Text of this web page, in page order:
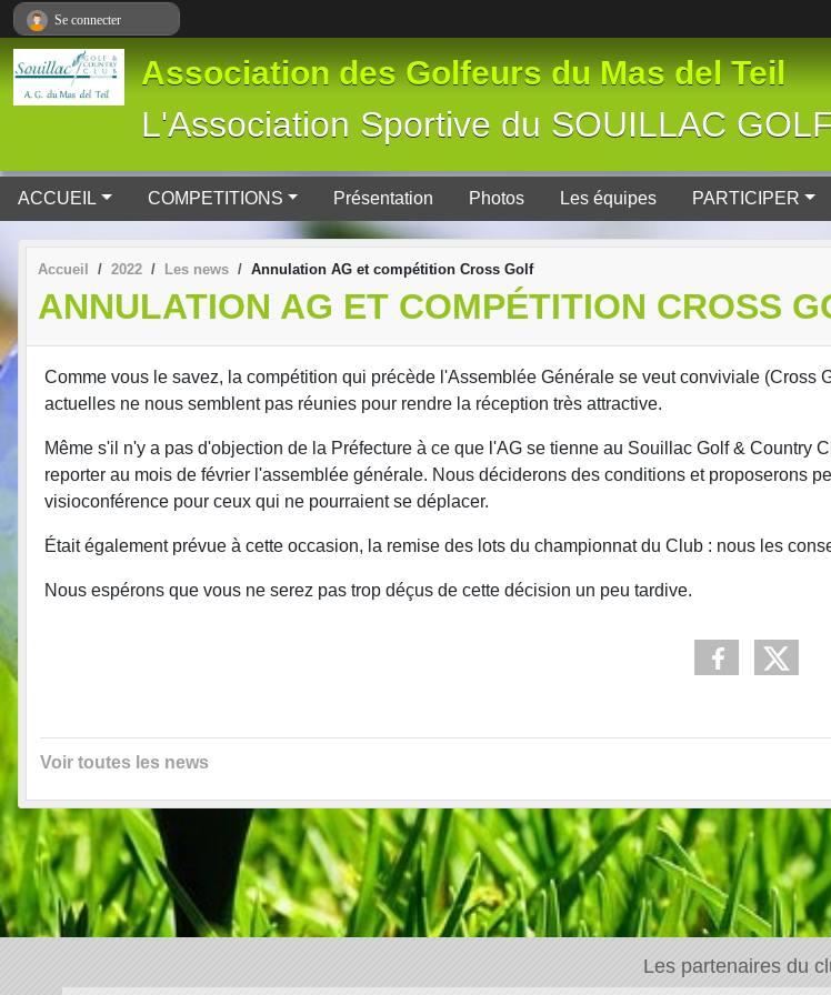
Association des Golfeurs du Mas del Teil
L'Association Sportive du SOUILLAC
ACCUEIL COMPETITIONS Présentation Photos Les équipes PARTICIPER
Accueil 2022 Les news Annulation AG et compétition Cross Golf
ANNULATION AG ET COMPÉTITION CROSS
Comme vous le savez, la compétition qui précède l'Assemblée Générale se veut conviviale (Cross
actuelles ne nous semblent pas réunies pour rendre la réception très attractive.
Même s'il n'y a pas d'objection de la Préfecture à ce que l'AG se tienne au Souillac Golf & Country
reporter au mois de février l'assemblée générale. Nous déciderons des conditions et proposerons
visioconférence pour ceux qui ne pourraient se déplacer.
Était également prévue à cette occasion, la remise des lots du championnat du Club : nous les
Nous espérons que vous ne serez pas trop déçus de cette décision un peu tardive.
Voir toutes les news
Les partenaires du
Se connecter
Panneau de gestion des cookies